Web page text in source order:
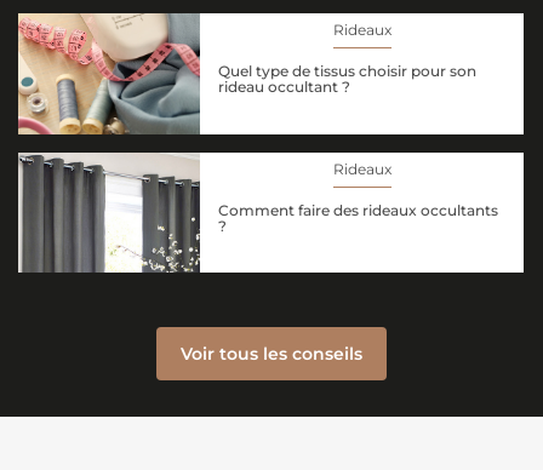
Rideaux
Quel type de tissus choisir pour son
rideau occultant ?
Rideaux
Comment faire des rideaux occultants
?
Voir tous les conseils